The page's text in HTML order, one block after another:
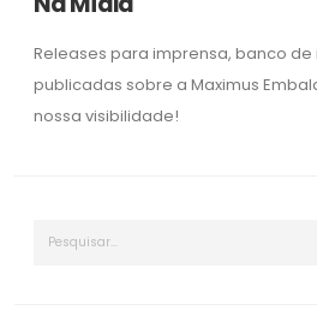
k
Releases para imprensa, banco
publicadas sobre a Maximus
nossa visibilidade!